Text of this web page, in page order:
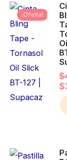
¡Oferta!
$
$